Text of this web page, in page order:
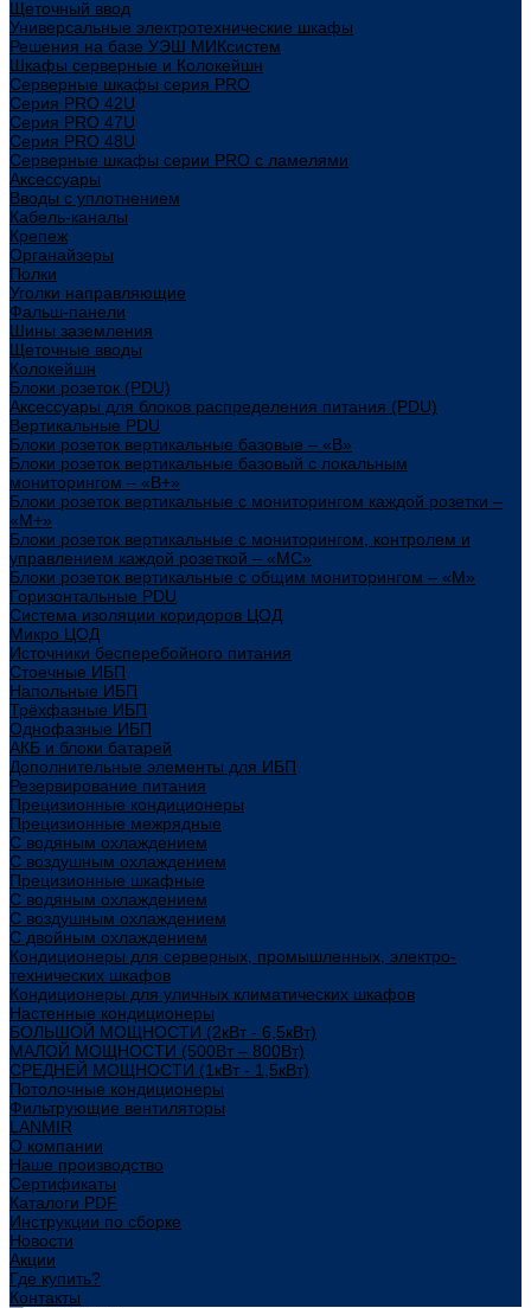
Щеточный ввод
Универсальные электротехнические шкафы
Решения на базе УЭШ МИКсистем
Шкафы серверные и Колокейшн
Серверные шкафы серия PRO
Серия PRO 42U
Серия PRO 47U
Серия PRO 48U
Серверные шкафы серии PRO с ламелями
Аксессуары
Вводы с уплотнением
Кабель-каналы
Крепеж
Органайзеры
Полки
Уголки направляющие
Фальш-панели
Шины заземления
Щеточные вводы
Колокейшн
Блоки розеток (PDU)
Аксессуары для блоков распределения питания (PDU)
Вертикальные PDU
Блоки розеток вертикальные базовые – «В»
Блоки розеток вертикальные базовый с локальным
мониторингом – «В+»
Блоки розеток вертикальные с мониторингом каждой розетки –
«М+»
Блоки розеток вертикальные с мониторингом, контролем и
управлением каждой розеткой – «МС»
Блоки розеток вертикальные с общим мониторингом – «М»
Горизонтальные PDU
Система изоляции коридоров ЦОД
Микро ЦОД
Источники бесперебойного питания
Стоечные ИБП
Напольные ИБП
Трёхфазные ИБП
Однофазные ИБП
АКБ и блоки батарей
Дополнительные элементы для ИБП
Резервирование питания
Прецизионные кондиционеры
Прецизионные межрядные
С водяным охлаждением
С воздушным охлаждением
Прецизионные шкафные
С водяным охлаждением
С воздушным охлаждением
С двойным охлаждением
Кондиционеры для серверных, промышленных, электро-
технических шкафов
Кондиционеры для уличных климатических шкафов
Настенные кондиционеры
БОЛЬШОЙ МОЩНОСТИ (2кВт - 6,5кВт)
МАЛОЙ МОЩНОСТИ (500Вт – 800Вт)
СРЕДНЕЙ МОЩНОСТИ (1кВт - 1,5кВт)
Потолочные кондиционеры
Фильтрующие вентиляторы
LANMIR
О компании
Наше производство
Сертификаты
Каталоги PDF
Инструкции по сборке
Новости
Акции
Где купить?
Контакты